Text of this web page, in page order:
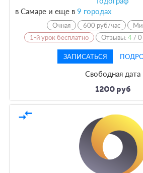
в Самаре и еще в 9 городах
Очная 600 руб/час
1-й урок бесплатно
Отзывы:4 /0
ЗАПИСАТЬСЯ
Свободная дата
1200 руб
compare_arrows